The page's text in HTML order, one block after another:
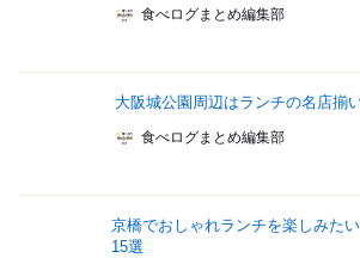
食べログまとめ編集部
大阪城公園周辺はランチの名店揃
食べログまとめ編集部
京橋でおしゃれランチを楽しみた
15選